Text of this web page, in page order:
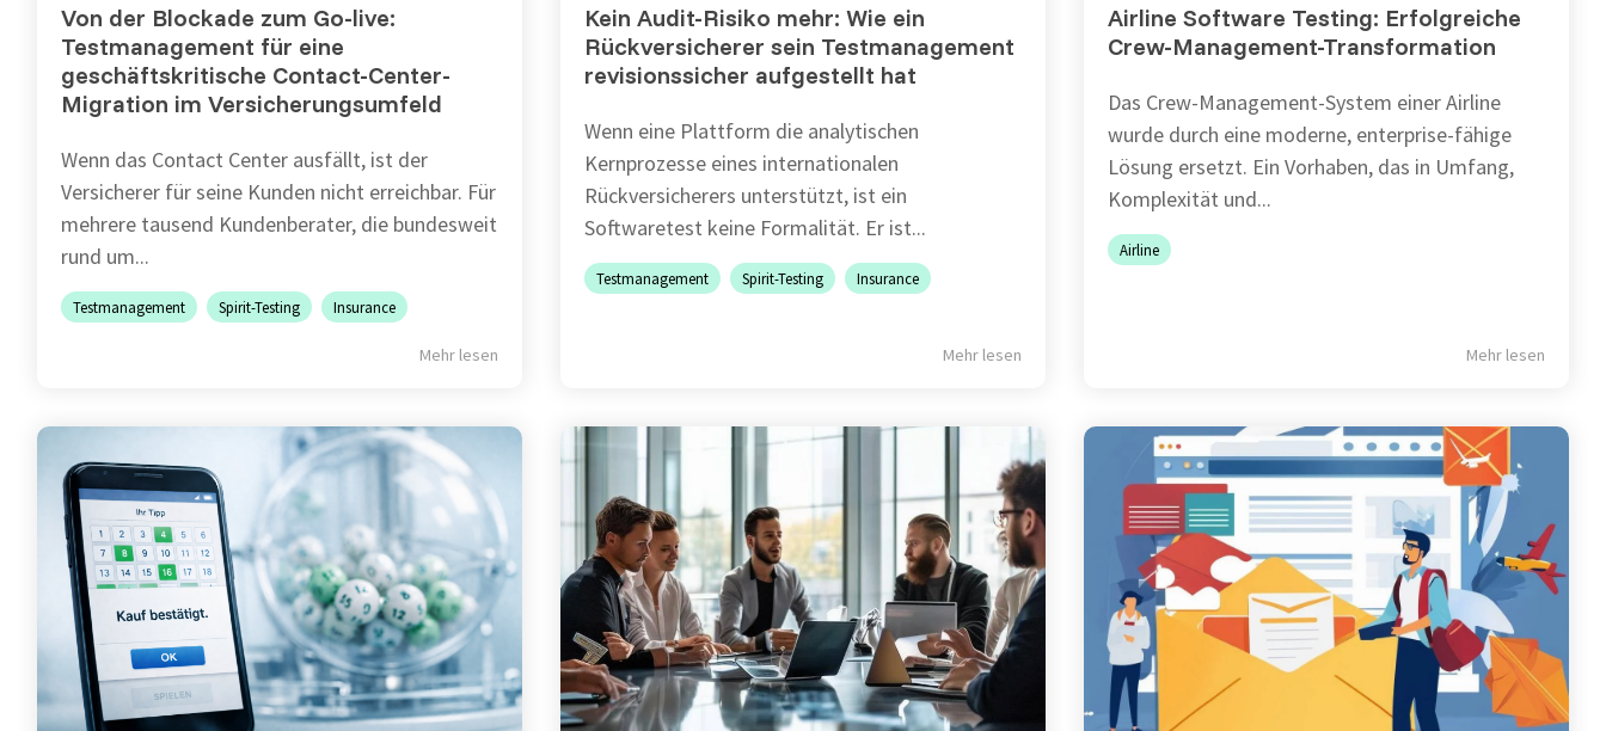
Von der Blockade zum Go-live:
Testmanagement für eine
geschäftskritische Contact-Center-
Migration im Versicherungsumfeld
Wenn das Contact Center ausfällt, ist der
Versicherer für seine Kunden nicht erreichbar. Für
mehrere tausend Kundenberater, die bundesweit
rund um...
Testmanagement Spirit-Testing Insurance
Mehr lesen
Kein Audit-Risiko mehr: Wie ein
Rückversicherer sein Testmanagement
revisionssicher aufgestellt hat
Wenn eine Plattform die analytischen
Kernprozesse eines internationalen
Rückversicherers unterstützt, ist ein
Softwaretest keine Formalität. Er ist...
Testmanagement Spirit-Testing Insurance
Mehr lesen
Airline Software Testing: Erfolgreiche
Crew-Management-Transformation
Das Crew-Management-System einer Airline
wurde durch eine moderne, enterprise-fähige
Lösung ersetzt. Ein Vorhaben, das in Umfang,
Komplexität und...
Airline
Mehr lesen